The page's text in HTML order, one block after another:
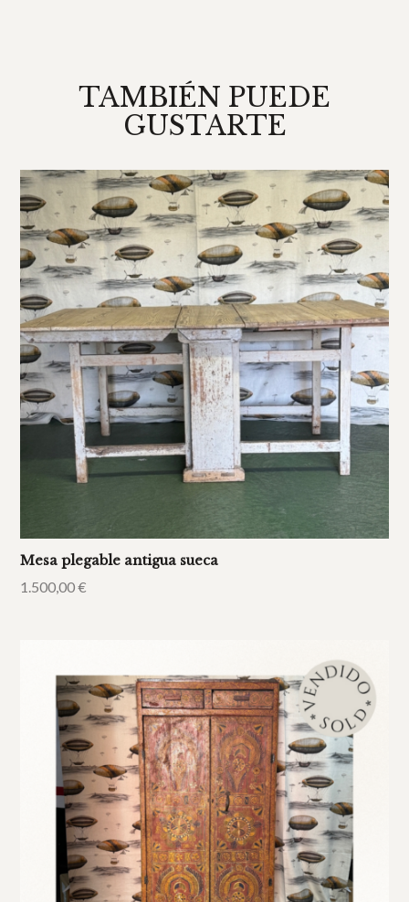
TAMBIÉN PUEDE
GUSTARTE
Mesa plegable antigua sueca
1.500,00€